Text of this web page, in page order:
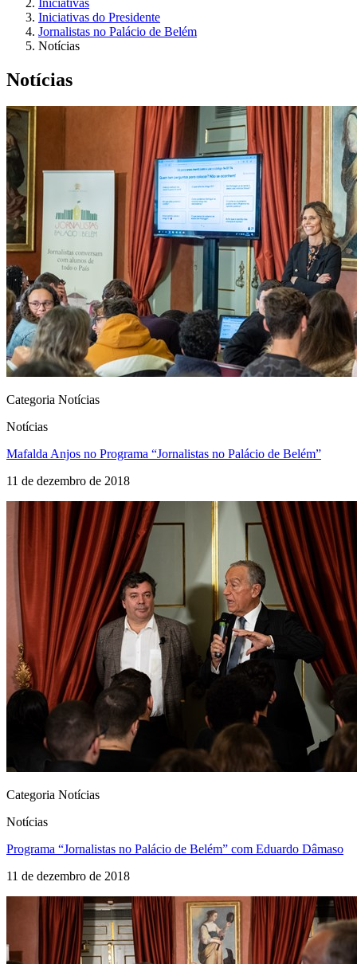
Iniciativas do Presidente
Jornalistas no Palácio de Belém
Notícias
Notícias
Categoria Notícias
Notícias
Mafalda Anjos no Programa “Jornalistas no Palácio de Belém”
11 de dezembro de 2018
Categoria Notícias
Notícias
Programa “Jornalistas no Palácio de Belém” com Eduardo Dâmaso
11 de dezembro de 2018